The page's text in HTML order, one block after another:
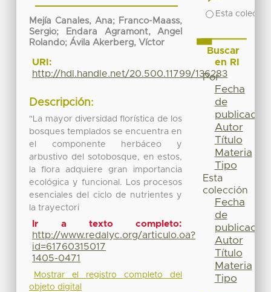
Mejía Canales, Ana; Franco-Maass,
Sergio; Endara Agramont, Angel
Rolando; Ávila Akerberg, Víctor
URI:
http://hdl.handle.net/20.500.11799/136283
Descripción:
"La mayor diversidad florística de los
bosques templados se encuentra en
el componente herbáceo y
arbustivo del sotobosque, en estos,
la flora adquiere gran importancia
ecológica y funcional. Los procesos
esenciales del ciclo de nutrientes y
la trayectori
Ir a texto completo:
http://www.redalyc.org/articulo.oa?
id=61760315017
1405-0471
Mostrar el registro completo del
objeto digital
Esta
Buscar
en RI
Por
Fecha
de
publicación
Autor
Título
Materia
Tipo
Esta
colección
Fecha
de
publicación
Autor
Título
Materia
Tipo